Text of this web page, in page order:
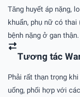
Tăng huyết áp nặng,
khuẩn, phụ nữ có thai
bệnh nặng ở gan thận.
Tương tác
Phải rất thạn trọng
uống, phối hợp với